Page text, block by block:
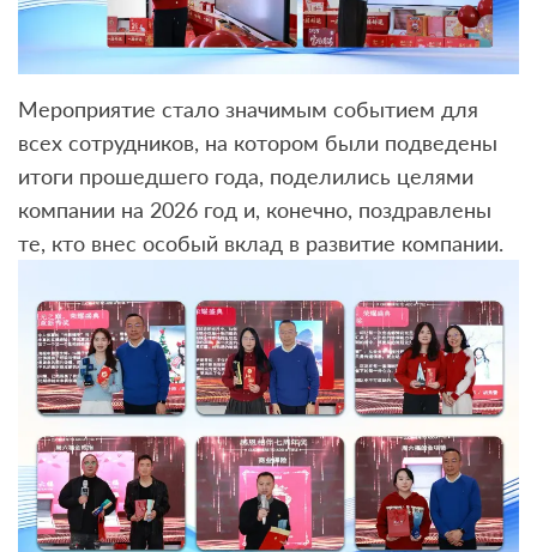
Мероприятие стало значимым событием для
всех сотрудников, на котором были подведены
итоги прошедшего года, поделились целями
компании на 2026 год и, конечно, поздравлены
те, кто внес особый вклад в развитие компании.